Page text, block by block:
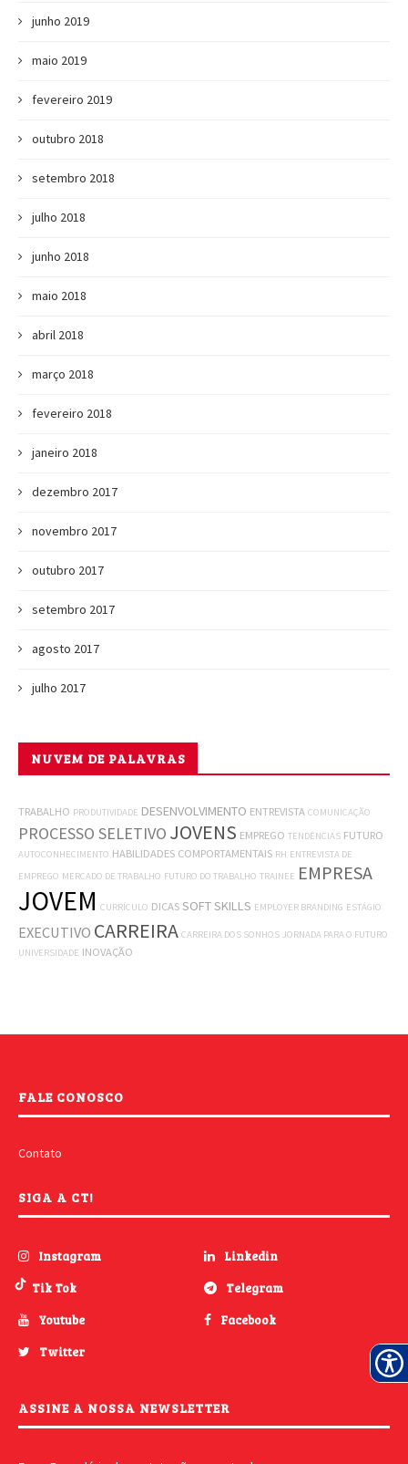
junho 2019
maio 2019
fevereiro 2019
outubro 2018
setembro 2018
julho 2018
junho 2018
maio 2018
abril 2018
março 2018
fevereiro 2018
janeiro 2018
dezembro 2017
novembro 2017
outubro 2017
setembro 2017
agosto 2017
julho 2017
NUVEM DE PALAVRAS
TRABALHO PRODUTIVIDADE DESENVOLVIMENTO ENTREVISTA COMUNICAÇÃO
PROCESSO SELETIVO JOVENS EMPREGO TENDÊNCIAS FUTURO
AUTOCONHECIMENTO HABILIDADES COMPORTAMENTAIS RH ENTREVISTA DE
EMPREGO MERCADO DE TRABALHO FUTURO DO TRABALHO TRAINEE EMPRESA
JOVEM CURRÍCULO DICAS SOFT SKILLS EMPLOYER BRANDING ESTÁGIO
EXECUTIVO CARREIRA CARREIRA DOS SONHOS JORNADA PARA O FUTURO
UNIVERSIDADE INOVAÇÃO
FALE CONOSCO
Contato
SIGA A CT!
Instagram
Linkedin
Tik Tok
Telegram
Youtube
Facebook
Twitter
ASSINE A NOSSA NEWSLETTER